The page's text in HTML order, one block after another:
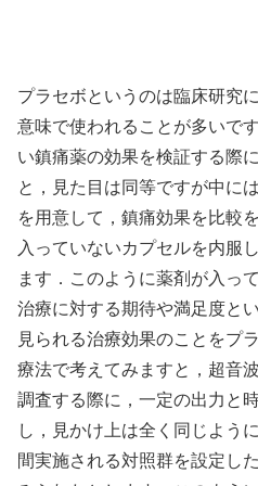
プラセボというのは臨床研究
意味で使われることが多いで
い鎮痛薬の効果を検証する際
と，見た目は同等ですが中に
を用意して，鎮痛効果を比較
入っていないカプセルを内服
ます．このように薬剤が入っ
治療に対する期待や満足度と
見られる治療効果のことをプ
療法で考えてみますと，超音
調査する際に，一定の出力と
し，見かけ上は全く同じよう
間実施される対照群を設定し